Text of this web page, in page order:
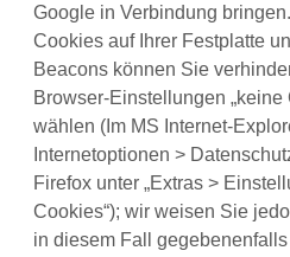
Google in Verbindung
Cookies auf Ihrer Festplatte
Beacons können Sie
Browser-Einstellungen „keine
wählen (Im MS Internet-
Internetoptionen >
Firefox unter „Extras >
Cookies“); wir weisen Sie
in diesem Fall